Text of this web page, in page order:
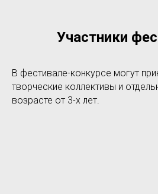
Участники
В фестивале-конкурсе могут
творческие коллективы и
возрасте от 3-х лет.